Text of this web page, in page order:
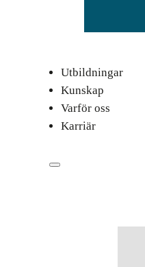
Utbildningar
Kunskap
Varför oss
Karriär